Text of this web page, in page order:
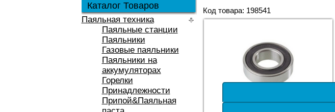
Каталог Товаров
Паяльная техника
Паяльные станции
Паяльники
Газовые паяльники
Паяльники на
аккумуляторах
Горелки
Принадлежности
Припой&Паяльная
Код товара: 198541